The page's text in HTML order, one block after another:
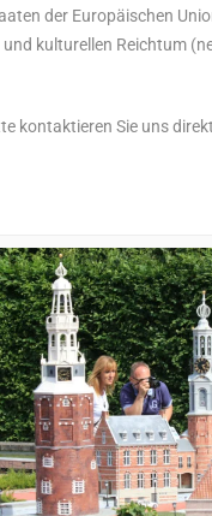
der Europäischen
kulturellen Reichtum
kontaktieren Sie uns